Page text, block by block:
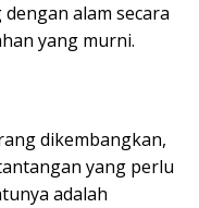
alam secara
yang murni.
dikembangkan,
yang perlu
adalah